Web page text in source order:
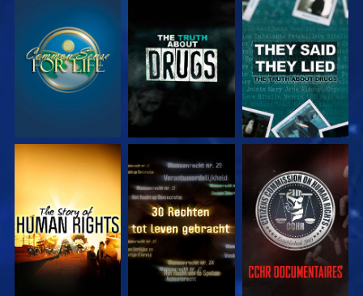
KIJK KIJK KIJK
KIJK KIJK KIJK